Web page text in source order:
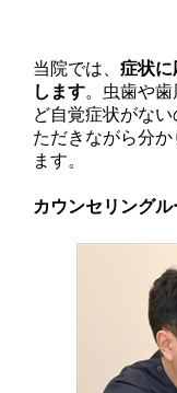
当院では、症状に
します。虫歯や
ど自覚症状がな
ただきながら分
ます。
カウンセリングル